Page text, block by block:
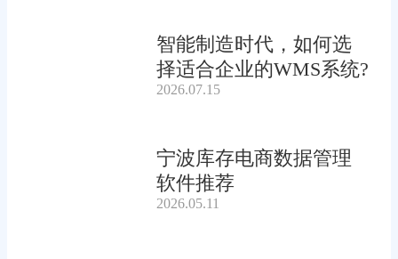
智能制造时代，如何选
择适合企业的WMS系统?
2026.07.15
宁波库存电商数据管理
软件推荐
2026.05.11